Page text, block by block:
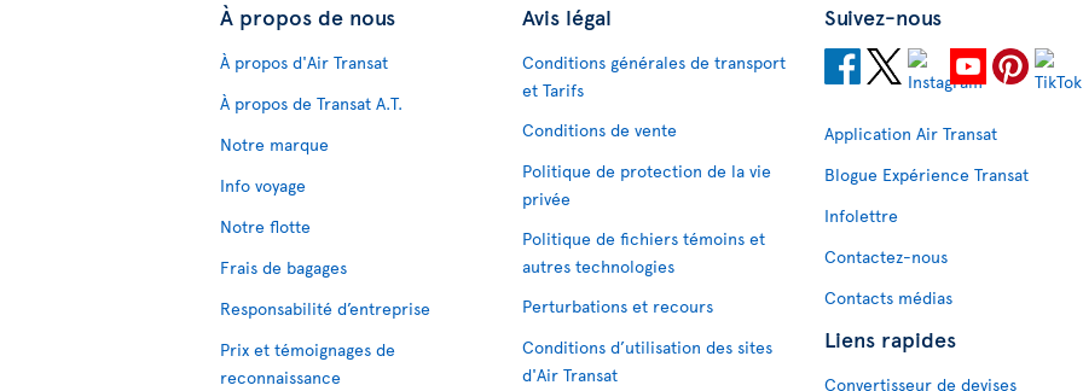
À propos de nous
À propos d'Air Transat
À propos de Transat A.T.
Notre marque
Info voyage
Notre flotte
Frais de bagages
Responsabilité d’entreprise
Prix et témoignages de
reconnaissance
Avis légal
Conditions générales de transport
et Tarifs
Conditions de vente
Politique de protection de la vie
privée
Politique de fichiers témoins et
autres technologies
Perturbations et recours
Conditions d’utilisation des sites
d'Air Transat
Suivez-nous
Application Air Transat
Blogue Expérience Transat
Infolettre
Contactez-nous
Contacts médias
Liens rapides
Convertisseur de devises